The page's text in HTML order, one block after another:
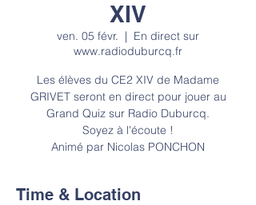
XIV
ven. 05 févr.
  |
En direct sur
www.radioduburcq.fr
Les élèves du CE2 XIV de Madame
GRIVET seront en direct pour jouer au
Grand Quiz sur Radio Duburcq.
Soyez à l'écoute !
Animé par Nicolas PONCHON
Time & Location